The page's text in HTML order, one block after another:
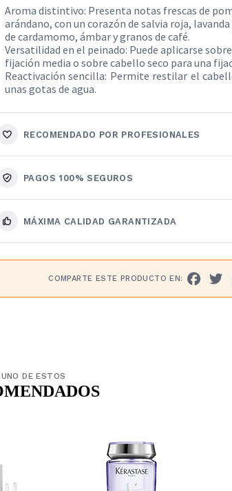
​Aroma distintivo: Presenta notas frescas de
arándano, con un corazón de salvia roja,
de cardamomo, ámbar y granos de café. ​
Versatilidad en el peinado: Puede aplicarse
fijación media o sobre cabello seco para una
Reactivación sencilla: Permite restilar el
unas gotas de agua.
RECOMENDADO POR PROFESIONALES
PAGOS 100% SEGUROS
MÁXIMA CALIDAD GARANTIZADA
COMPARTE ESTE PRODUCTO EN:
DE ESTOS